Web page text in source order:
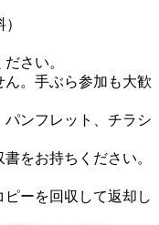
さい。
。手ぶら参加も大歓
ンフレット、チラシ
をお持ちください。
ーを回収して返却し